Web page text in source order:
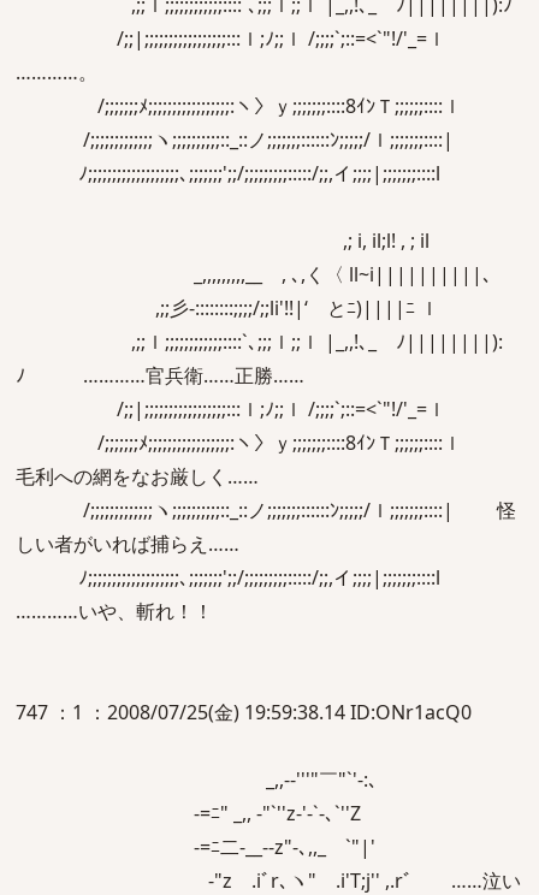
/;;|;;;;;;;;;;;;;;;;;:::ｌ;ﾉ;;ｌ /;;;;`;::=<`"!/'_=ｌ
…………。
/;;;;;;;ﾒ;;;;;;;;;;;;;;;;;:ヽ〉ｙ;;;;;;;::::8ｲﾝＴ;;;;;;::::ｌ
/;;;;;;;;;;;;;ヽ;;;;;;;;;;::_::ノ;;;;;;;::::::ﾝ;;;;;/ｌ;;;;;;;::::|
ﾉ;;;;;;;;;;;;;;;;;;;､;;;;;;;';;/;;;;;;;;;:::::/;;,イ;;;;|;;;;;;;::::l
,; i, il;l! , ; il
_,,,,,,,,,__ , ､,く〈 ll~i||||||||||､
,;;彡-::::::::;;;;/;;li'!!|‘ とﾆ)||||ﾆ ｌ
,;;ｌ;;;;;;;;;;;;::::`､;;;ｌ;;ｌ |_,,!､_ ﾉ||||||||):
ﾉ …………官兵衛……正勝……
/;;|;;;;;;;;;;;;;;;;;:::ｌ;ﾉ;;ｌ /;;;;`;::=<`"!/'_=ｌ
/;;;;;;;ﾒ;;;;;;;;;;;;;;;;;:ヽ〉ｙ;;;;;;;::::8ｲﾝＴ;;;;;;::::ｌ
毛利への網をなお厳しく……
/;;;;;;;;;;;;;ヽ;;;;;;;;;;::_::ノ;;;;;;;::::::ﾝ;;;;;/ｌ;;;;;;;::::| 怪
しい者がいれば捕らえ……
ﾉ;;;;;;;;;;;;;;;;;;;､;;;;;;;';;/;;;;;;;;;:::::/;;,イ;;;;|;;;;;;;::::l
…………いや、斬れ！！
747 ：1 ：2008/07/25(金) 19:59:38.14 ID:ONr1acQ0
_,,-‐'''"￣"`'‐:､
-=ﾆ" _,, -"`''z-'-`-､`''Z
-=ﾆ二-__‐‐z"-､,,_ `"|'
‐"z .iﾞr､ヽ" .i'T;j'' ,.rﾞ ……泣い